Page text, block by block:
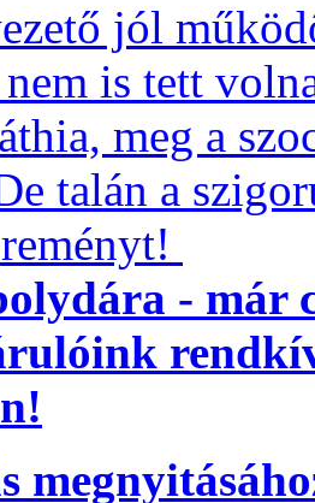
jól
nem is tett
meg a
talán a
- már